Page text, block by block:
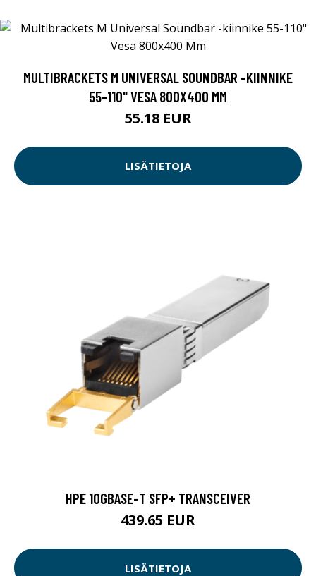
MULTIBRACKETS M UNIVERSAL SOUNDBAR -KIINNIKE
55-110" VESA 800X400 MM
55.18 EUR
LISÄTIETOJA
HPE 10GBASE-T SFP+ TRANSCEIVER
439.65 EUR
LISÄTIETOJA